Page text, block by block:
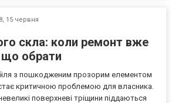
15 червня
скла: коли ремонт вже
обрати
з пошкодженим прозорим елементом
критичною проблемою для власника.
поверхневі тріщини піддаються